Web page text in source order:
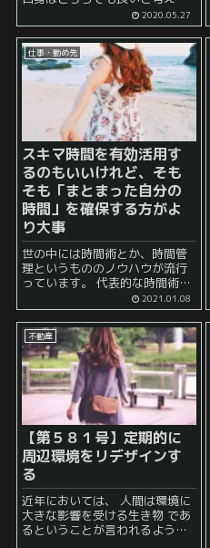
います。それより重要なのは常
日頃から自分の人生を考えてよ
りよい住まいがないか考えるこ
とです。
2020.05.27
仕事・勤め先
スキマ時間を有効活用す
るのもいいけれど、そも
そも「まとまった自分の
時間」を確保する方がよ
り大事
世の中には時間術とか、時間管
理というもののノウハウが流行
っています。 代表的な時間術と
用しよう！ というものになりま
す。よく聞きますよね？ これは
思えば、私が小学生の頃からよ
く見ていた...
2021.01.08
不動産
【第５８１号】定期的に
周辺環境をリデザインす
る
近年においては、 人間は環境に
大きな影響を受ける生き物 であ
るということが言われるように